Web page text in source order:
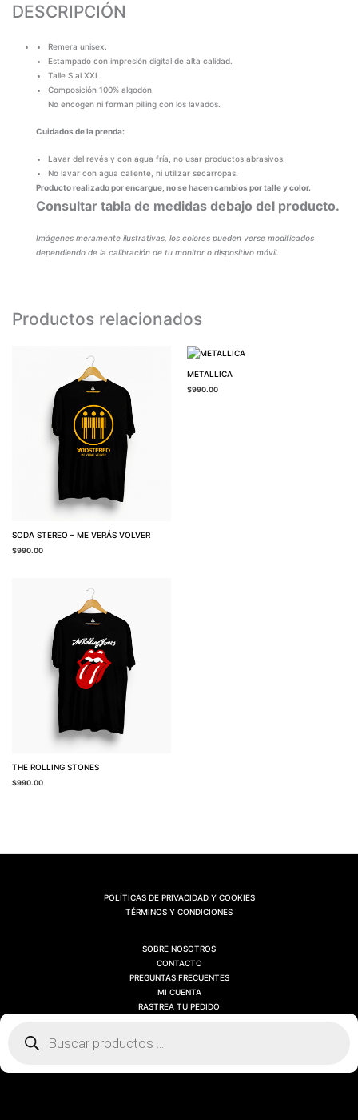
DESCRIPCIÓN
Remera unisex.
Estampado con impresión digital de alta calidad.
Talle S al XXL.
Composición 100% algodón.
No encogen ni forman pilling con los lavados.
Cuidados de la prenda:
Lavar del revés y con agua fría, no usar productos abrasivos.
No lavar con agua caliente, ni utilizar secarropas.
Producto realizado por encargue, no se hacen cambios por talle y color.
Consultar tabla de medidas debajo del producto.
Imágenes meramente ilustrativas, los colores pueden verse modificados
dependiendo de la calibración de tu monitor o dispositivo móvil.
Productos relacionados
SODA STEREO – ME VERÁS VOLVER
$990.00
METALLICA
$990.00
THE ROLLING STONES
$990.00
POLÍTICAS DE PRIVACIDAD Y COOKIES
TÉRMINOS Y CONDICIONES
SOBRE NOSOTROS
CONTACTO
PREGUNTAS FRECUENTES
MI CUENTA
RASTREA TU PEDIDO
Búsqueda